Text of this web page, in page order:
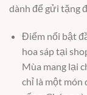
dành để gửi tặng
Điểm nổi bật
hoa sáp tại
Mùa mang lại
chỉ là một món